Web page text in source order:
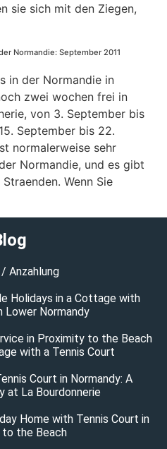
sie sich mit den Ziegen,
Normandie: September 2011
in der Normandie in
zwei wochen frei in
von 3. September bis
September bis 22.
normalerweise sehr
Normandie, und es gibt
Wenn Sie
Anzahlung
Holidays in a Cottage with
Lower Normandy
in Proximity to the Beach
with a Tennis Court
Court in Normandy: A
at La Bourdonnerie
Home with Tennis Court in
the Beach